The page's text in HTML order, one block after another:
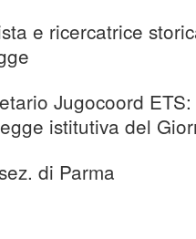
e ricercatrice
Jugocoord
istitutiva del
di Parma